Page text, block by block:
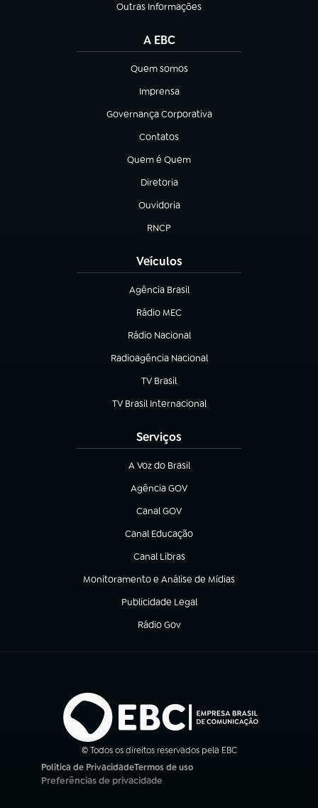
Outras Informações
(abre em nova aba)
A EBC
Quem somos
(abre em nova aba)
Imprensa
(abre em nova aba)
Governança Corporativa
(abre em nova aba)
Contatos
(abre em nova aba)
Quem é Quem
(abre em nova aba)
Diretoria
(abre em nova aba)
Ouvidoria
(abre em nova aba)
RNCP
(abre em nova aba)
Veículos
Agência Brasil
(abre em nova aba)
Rádio MEC
Rádio Nacional
(abre em nova aba)
Radioagência Nacional
(abre em nova aba)
TV Brasil
(abre em nova aba)
TV Brasil Internacional
(abre em nova aba)
Serviços
A Voz do Brasil
(abre em nova aba)
Agência GOV
(abre em nova aba)
Canal GOV
(abre em nova aba)
Canal Educação
(abre em nova aba)
Canal Libras
(abre em nova aba)
Monitoramento e Análise de Mídias
(abre em nova aba)
Publicidade Legal
(abre em nova aba)
Rádio Gov
(abre em nova aba)
© Todos os direitos reservados pela EBC
Política de Privacidade
(abre em nova aba)
Termos de uso
(abre em nova aba)
Preferências de privacidade